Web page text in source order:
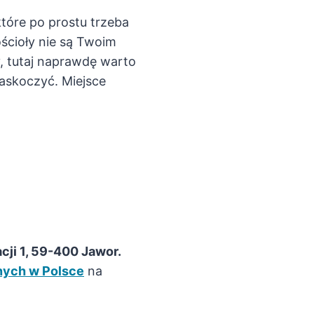
po prostu trzeba
nie są Twoim
tutaj naprawdę warto
Miejsce
1, 59-400 Jawor.
w Polsce na